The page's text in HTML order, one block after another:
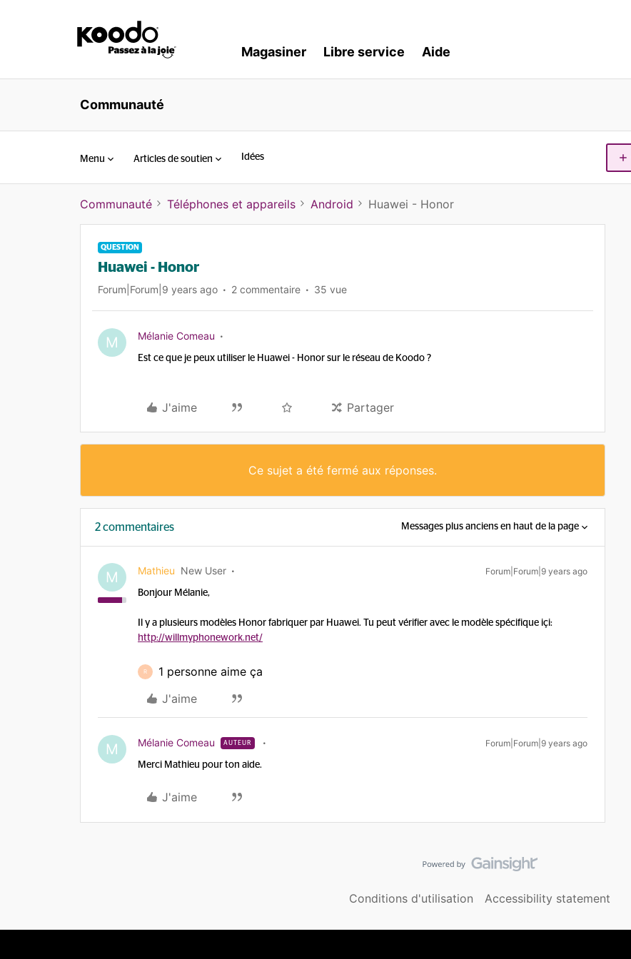
Magasiner Libre service Aide
Communauté
Menu Articles de soutien Idées
Communauté Téléphones et appareils Android Huawei - Honor
QUESTION
Huawei - Honor
Forum|Forum|9 years ago 2 commentaire 35 vue
M Mélanie Comeau
Est ce que je peux utiliser le Huawei - Honor sur le réseau de Koodo ?
J'aime Partager
Ce sujet a été fermé aux réponses.
2 commentaires Messages plus anciens en haut de la page
M Mathieu New User Forum|Forum|9 years ago
Bonjour Mélanie,
Il y a plusieurs modèles Honor fabriquer par Huawei. Tu peut vérifier avec le modèle spécifique içi:
http://willmyphonework.net/
R
1 personne aime ça
J'aime
M Mélanie Comeau AUTEUR Forum|Forum|9 years ago
Merci Mathieu pour ton aide.
J'aime
Conditions d'utilisation Accessibility statement